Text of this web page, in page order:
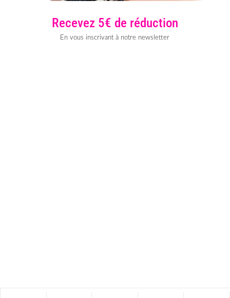
Recevez 5€ de réduction
En vous inscrivant à notre newsletter